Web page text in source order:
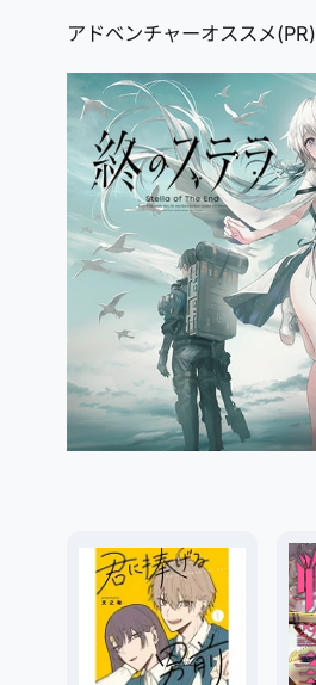
アドベンチャーオススメ(PR)